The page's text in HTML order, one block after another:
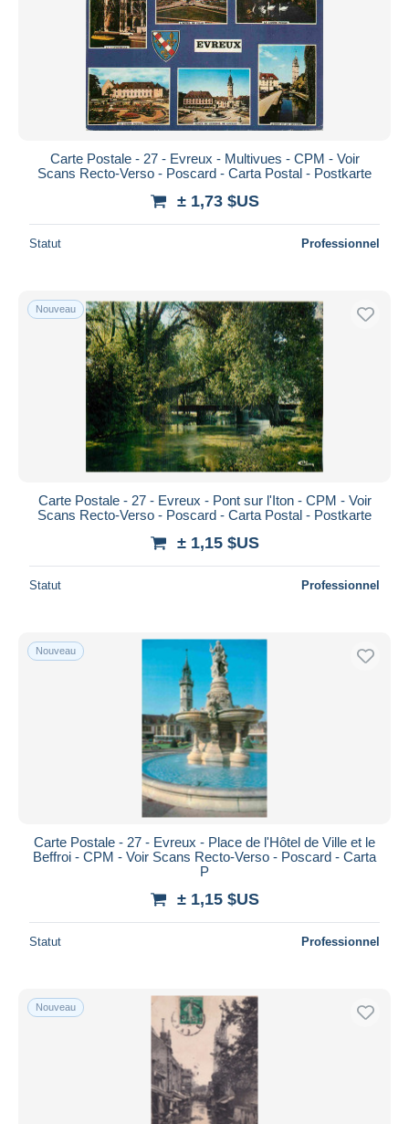
Carte Postale - 27 - Evreux - Multivues - CPM - Voir
Scans Recto-Verso - Poscard - Carta Postal - Postkarte
± 1,73 $US
Statut Professionnel
Nouveau
Carte Postale - 27 - Evreux - Pont sur l'Iton - CPM - Voir
Scans Recto-Verso - Poscard - Carta Postal - Postkarte
± 1,15 $US
Statut Professionnel
Nouveau
Carte Postale - 27 - Evreux - Place de l'Hôtel de Ville et le
Beffroi - CPM - Voir Scans Recto-Verso - Poscard - Carta
P
± 1,15 $US
Statut Professionnel
Nouveau